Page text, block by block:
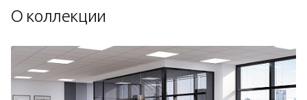
О коллекции